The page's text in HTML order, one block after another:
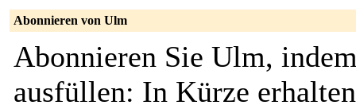
Abonnieren von Ulm
Abonnieren Sie Ulm,
ausfüllen: In Kürze